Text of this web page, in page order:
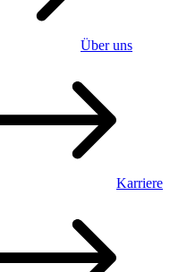
Über uns
Karriere